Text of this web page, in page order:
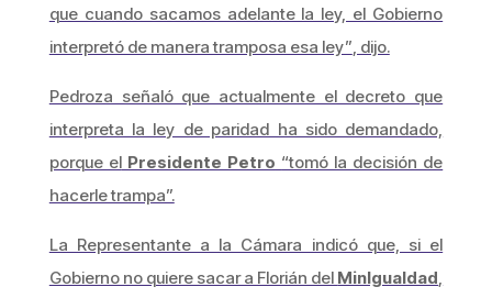
que cuando sacamos adelante la ley, el Gobierno
interpretó de manera tramposa esa ley” , dijo.
Pedroza señaló que actualmente el decreto que
interpreta la ley de paridad ha sido demandado,
porque elPresidente Petro “tomó la decisión de
hacerle trampa”.
La Representante a la Cámara indicó que, si el
Gobierno no quiere sacar a Florián del MinIgualdad